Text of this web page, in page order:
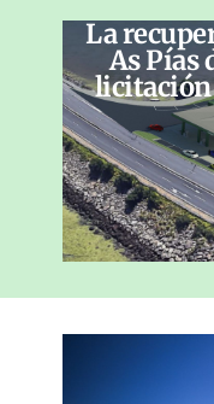
La
As Pías
licitación